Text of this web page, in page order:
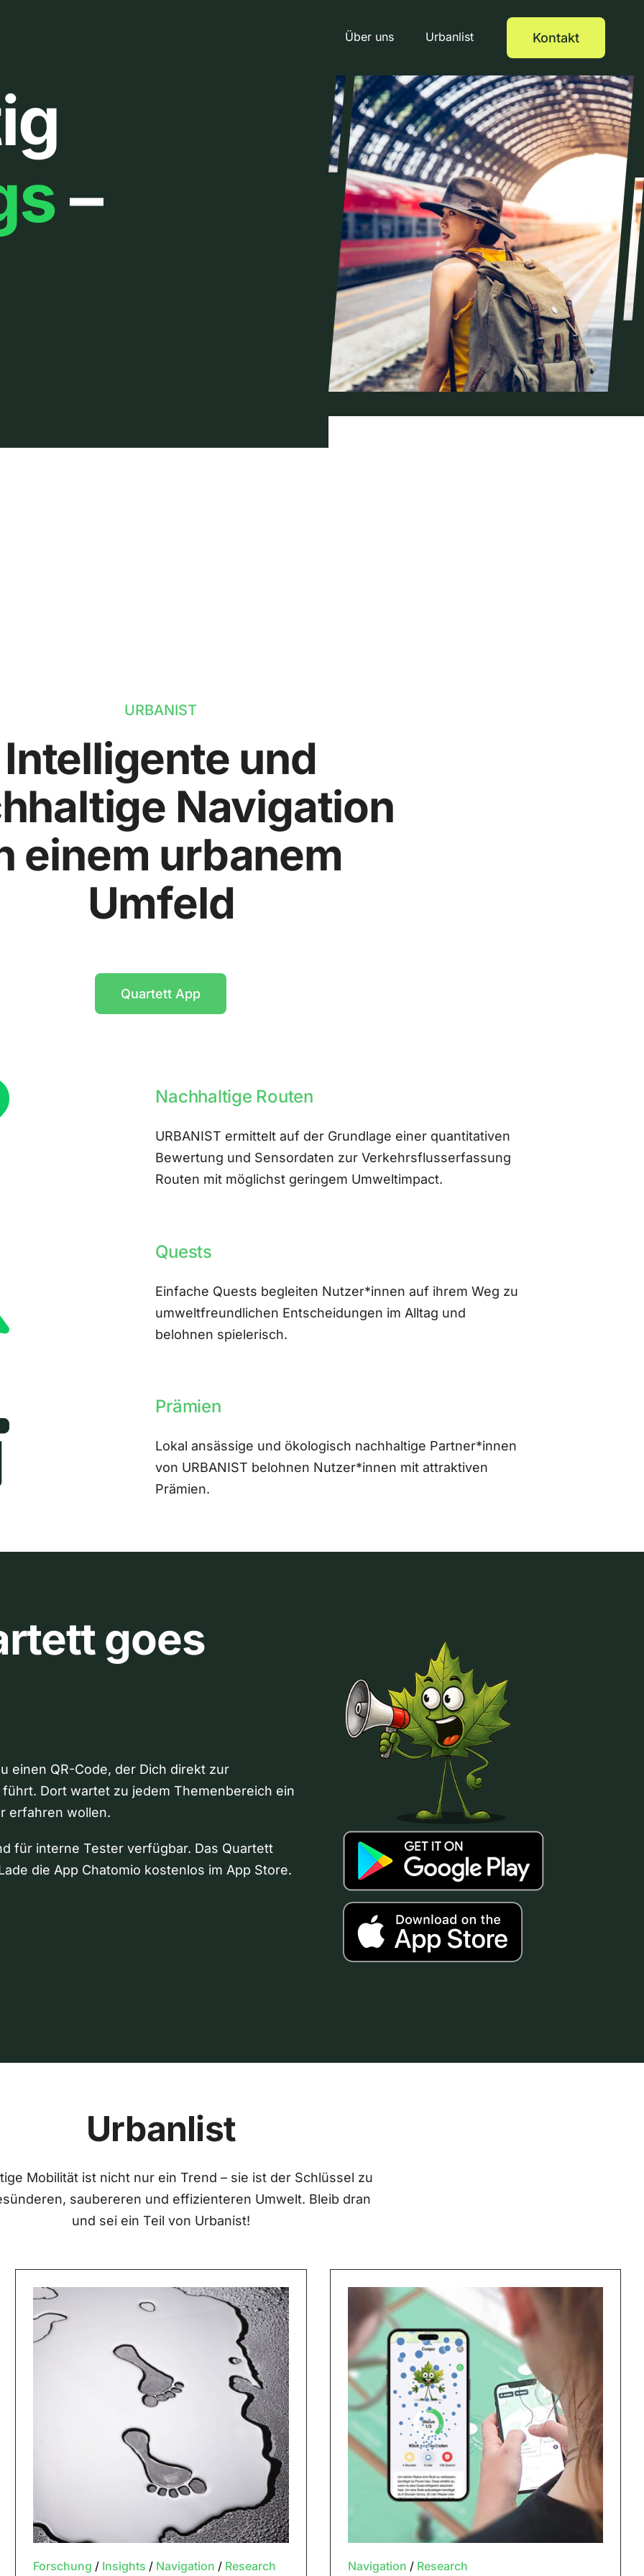
Über uns Urbanlist Kontakt
–
URBANIST
Intelligente und
Navigation
einem urbanem
Umfeld
Quartett App
Nachhaltige Routen
URBANIST ermittelt auf der Grundlage einer quantitativen
Bewertung und Sensordaten zur Verkehrsflusserfassung
Routen mit möglichst geringem Umweltimpact.
Quests
Einfache Quests begleiten Nutzer*innen auf ihrem Weg zu
umweltfreundlichen Entscheidungen im Alltag und
belohnen spielerisch.
Prämien
Lokal ansässige und ökologisch nachhaltige Partner*innen
von URBANIST belohnen Nutzer*innen mit attraktiven
Prämien.
goes
einen QR-Code, der Dich direkt zur
Dort wartet zu jedem Themenbereich ein
erfahren wollen.
für interne Tester verfügbar. Das Quartett
die App Chatomio kostenlos im App Store.
Urbanlist
Mobilität ist nicht nur ein Trend – sie ist der Schlüssel zu
saubereren und effizienteren Umwelt. Bleib dran
und sei ein Teil von Urbanist!
Forschung / Insights / Navigation / Research Navigation / Research